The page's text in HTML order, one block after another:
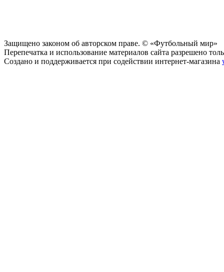
Защищено законом об авторском праве. © «Футбольный мир»
Перепечатка и использование материалов сайта разрешено
Создано и поддерживается при содействии интернет-магазина